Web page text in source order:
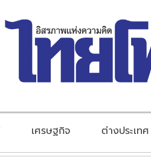
เศรษฐกิจ ต่างประเทศ